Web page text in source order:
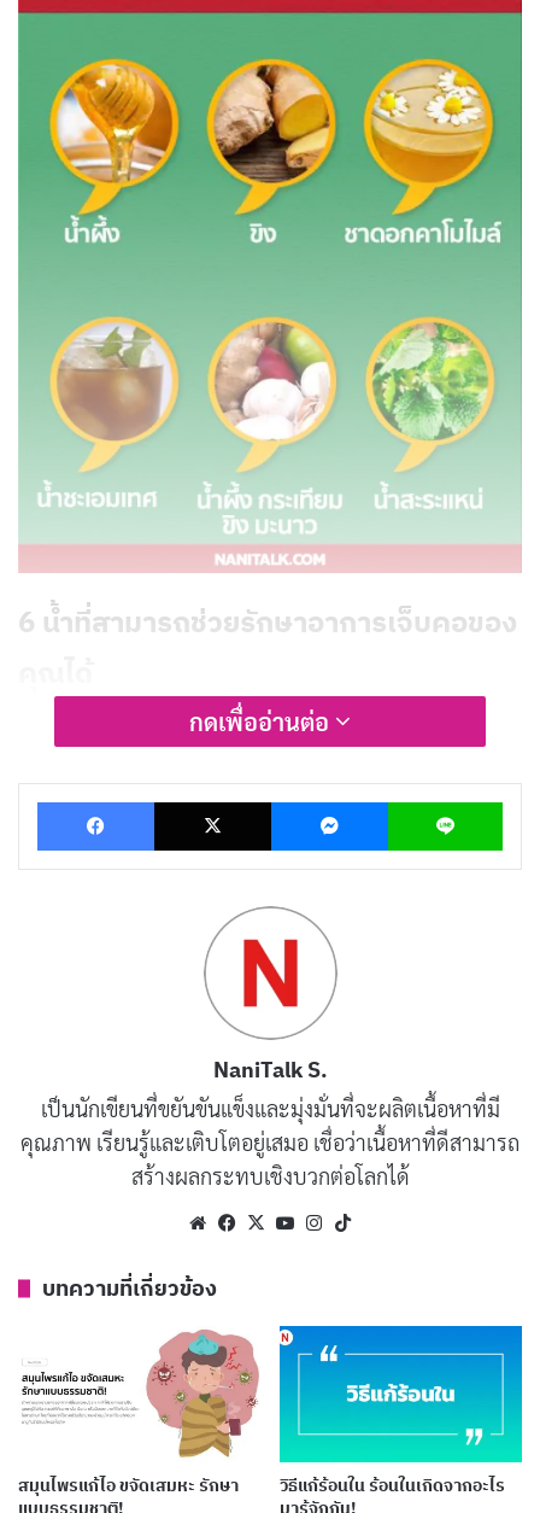
6 น้ำที่สามารถช่วยรักษาอาการเจ็บคอของ
การดื่มของเหลวมาก ๆ เป็นวิธีการรับมือกับอาการเจ็บคอที่
ผสมน้ำผึ้งและมะนาวเพราะน้ำผึ้งเป็นยาระงับอาการไอที่
ขิงเป็นหนึ่งในอาวุธที่ทรงพลังที่สุดในห้องครัวของคุณเมื่อ
ต้องต่อสู้กับอาการเจ็บคอ เนื่องจากมันจะเปิดรูจมูก และ
ช่วยล้างเมือกจากจมูก และลำคอ นอกจากนี้ขิงยังมี
ชาดอกคาโมไมล์
คาโมมายล์เป็นสมุนไพรอีกชนิดหนึ่งที่มีประวัติเกี่ยวกับการ
รักษาอาการเจ็บคอ โดยหลักมาจากความสามารถในการ
เป็นยาแก้ปวดตามธรรมชาติ
บทความที่เกี่ยวข้อง
กดเพื่ออ่านต่อ
Facebook X Messenger Line
NaniTalk S.
เป็นนักเขียนที่ขยันขันแข็งและมุ่งมั่นที่จะผลิตเนื้อหาที่มี
คุณภาพ เรียนรู้และเติบโตอยู่เสมอ เชื่อว่าเนื้อหาที่ดีสามารถ
สร้างผลกระทบเชิงบวกต่อโลกได้
WebsiteFacebook
X YouTubeInstagram
บทความที่เกี่ยวข้อง
สมุนไพรแก้ไอ ขจัดเสมหะ รักษา
แบบธรรมชาติ!
วิธีแก้ร้อนใน ร้อนในเกิดจากอะไร
มารู้จักกัน!